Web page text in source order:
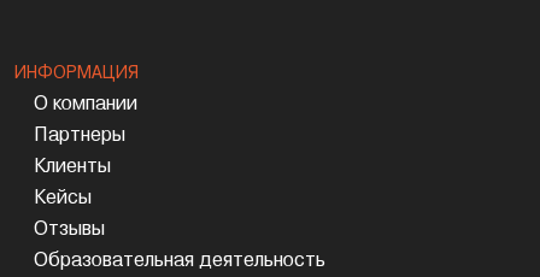
ИНФОРМАЦИЯ
О компании
Партнеры
Клиенты
Кейсы
Отзывы
Образовательная деятельность